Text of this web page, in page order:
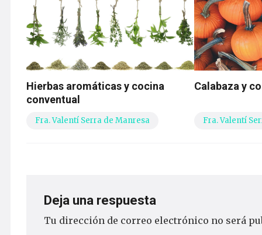
Hierbas aromáticas y cocina
conventual
Fra. Valentí Serra de Manresa
Calabaza y
Fra. Valentí
Deja una respuesta
Tu dirección de correo electrónico no será